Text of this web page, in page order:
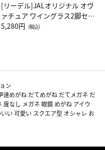
[リーデル]JALオリジナル オヴ
ァチュア ワイングラス2脚セッ
ト（レッドワイン）
5,280円 （税込）
ン
達めがね だてめがね だてメガネ だ
なし メガネ 眼鏡 めがね アイウ
い 可愛い スクエア型 オシャレ お